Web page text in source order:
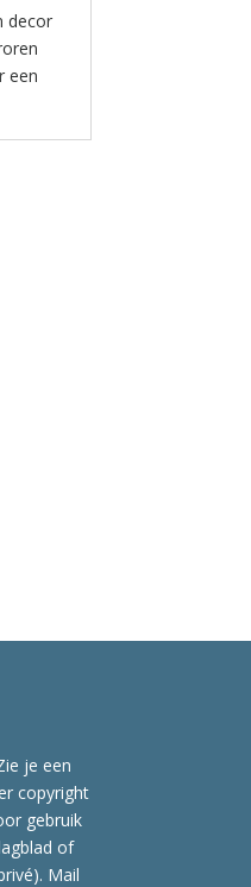
decor
een
je een
copyright
gebruik
of
Mail